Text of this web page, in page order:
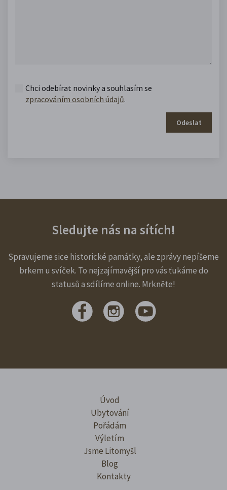
Chci odebírat novinky a souhlasím se
zpracováním osobních údajů.
Odeslat
Sledujte nás na sítích!
Spravujeme sice historické památky, ale zprávy nepíšeme
brkem u svíček. To nejzajímavější pro vás ťukáme do
statusů a sdílíme online. Mrkněte!
Úvod
Ubytování
Pořádám
Výletím
Jsme Litomyšl
Blog
Kontakty